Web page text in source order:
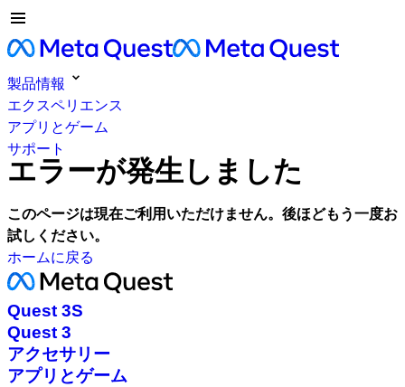
製品情報
エクスペリエンス
アプリとゲーム
サポート
エラーが発生しました
このページは現在ご利用いただけません。後ほどもう一度お
試しください。
ホームに戻る
Quest 3S
Quest 3
アクセサリー
アプリとゲーム